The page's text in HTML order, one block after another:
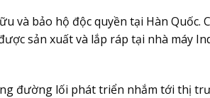
và bảo hộ độc quyền tại Hàn Quốc.
sản xuất và lắp ráp tại nhà máy
đường lối phát triển nhắm tới thị